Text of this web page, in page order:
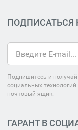
ПОДПИСАТЬСЯ
Подпишитесь и
социальных
почтовый ящик.
ГАРАНТ В